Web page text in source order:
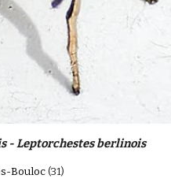
- Leptorchestes berlinois
Bouloc(31)